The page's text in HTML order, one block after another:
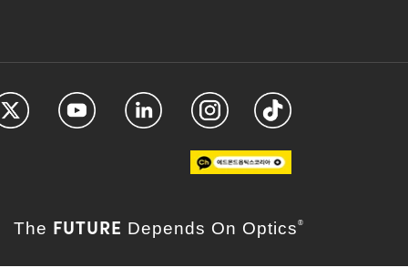
The FUTURE Depends On Optics ®